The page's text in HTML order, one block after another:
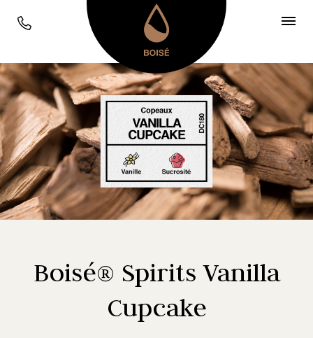
Boisé® Spirits Vanilla
Cupcake